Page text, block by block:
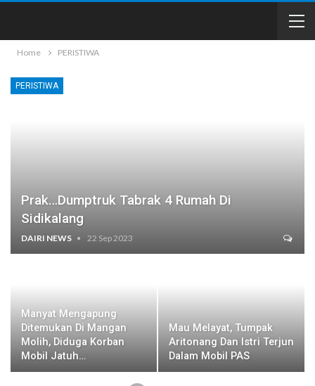
Home PERISTIWA
PERISTIWA
Prak…Dumptruk Tabrak 4 Rumah Di
Sidikalang
DAIRI NEWS 22 Sep 2023
Manyat Mengapung
Ditemukan Di Mangan
Molih, Diduga Korban
Mobil Jatuh…
Mau Melayat, Tumpak
Aritonang Dan Istri Terjun
Dalam Mobil PAS